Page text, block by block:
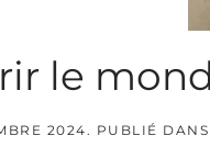
le
2024. PUBLIÉ DANS